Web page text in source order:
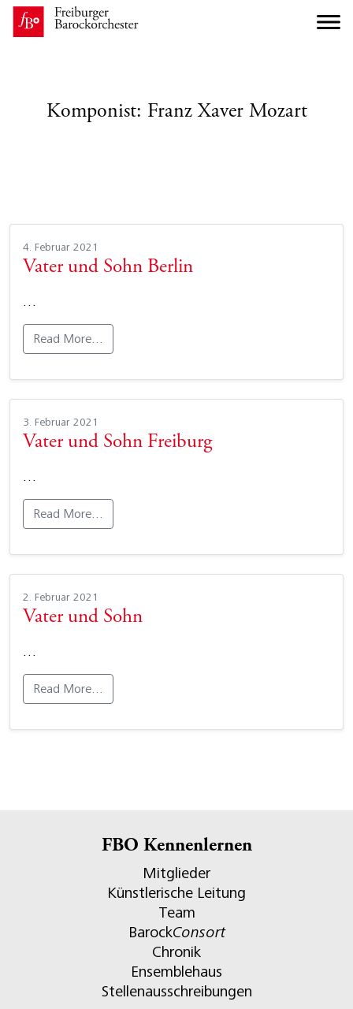
Komponist: Franz Xaver Mozart
4. Februar 2021
Vater und Sohn Berlin
…
Read More…
3. Februar 2021
Vater und Sohn Freiburg
…
Read More…
2. Februar 2021
Vater und Sohn
…
Read More…
FBO Kennenlernen
Mitglieder
Künstlerische Leitung
Team
BarockConsort
Chronik
Ensemblehaus
Stellenausschreibungen